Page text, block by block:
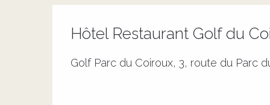
Hôtel Restaurant Golf du
Golf Parc du Coiroux, 3, route du Parc